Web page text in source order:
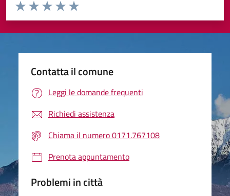
Valuta da 1 a 5 stelle la pagina
Valuta 5 stelle su 5
Valuta 4 stelle su 5
Valuta 3 stelle su 5
Valuta 2 stelle su 5
Valuta 1 stelle su 5
Contatta il comune
Leggi le domande frequenti
Richiedi assistenza
Chiama il numero 0171.767108
Prenota appuntamento
Problemi in città